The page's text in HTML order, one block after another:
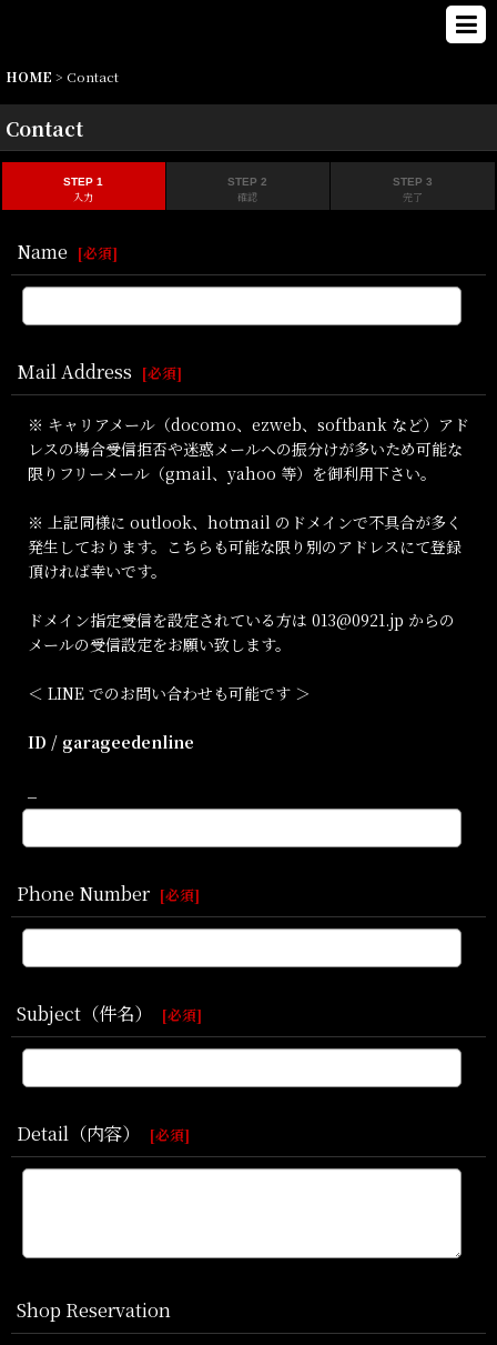
HOME > Contact
Contact
STEP 1
入力
STEP 2
確認
STEP 3
完了
Name [必須]
Mail Address [必須]
※ キャリアメール（docomo、ezweb、softbank など）アド
レスの場合受信拒否や迷惑メールへの振分けが多いため可能な
限りフリーメール（gmail、yahoo 等）を御利用下さい。
※ 上記同様に outlook、hotmail のドメインで不具合が多く
発生しております。こちらも可能な限り別のアドレスにて登録
頂ければ幸いです。
ドメイン指定受信を設定されている方は 013@0921.jp からの
メールの受信設定をお願い致します。
＜ LINE でのお問い合わせも可能です ＞
ID / garageedenline
Phone Number [必須]
Subject（件名） [必須]
Detail（内容） [必須]
Shop Reservation